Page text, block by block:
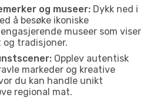
og museer: Dykk ned i
å besøke ikoniske
museer som viser
og tradisjoner.
Opplev autentisk
markeder og kreative
du kan handle unikt
regional mat.